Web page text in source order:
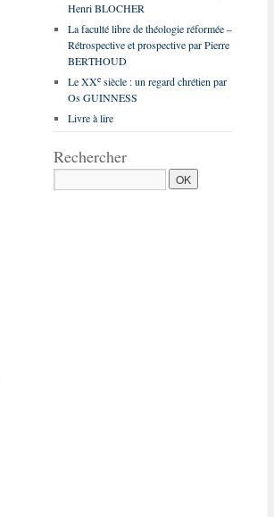
Henri BLOCHER
La faculté libre de théologie réformée –
Rétrospective et prospective par Pierre
BERTHOUD
Le XXesiècle : un regard chrétien par
Os GUINNESS
Livre à lire
Rechercher